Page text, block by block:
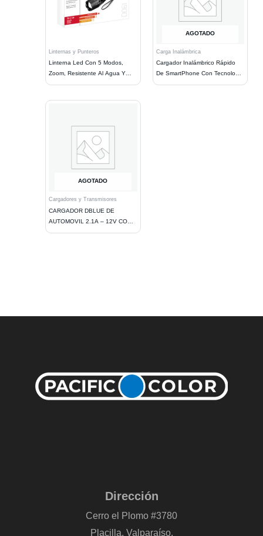
Linternas y Punteros
Linterna Led Con 5 Modos,
Zoom, Resistente Al Agua Y
Golpes
AGOTADO
Carga Inalámbrica
Cargador Inalámbrico Rápido
De SmartPhone Con Tecnología
Qi
AGOTADO
Cargadores y Transmisores
CARGADOR DBLUE DE
AUTOMOVIL 2.1A – 12V CON 2
PUERTOS USB Y CABLE IOS,
Dirección
Cerro el Plomo #3780
Placilla, Valparaíso.